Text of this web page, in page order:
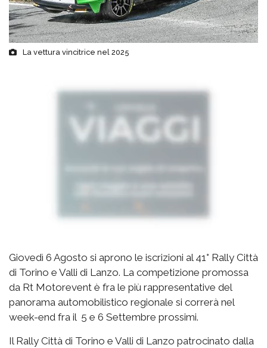
La vettura vincitrice nel 2025
Giovedì 6 Agosto si aprono le iscrizioni al 41° Rally Città
di Torino e Valli di Lanzo. La competizione promossa
da Rt Motorevent è fra le più rappresentative del
panorama automobilistico regionale si correrà nel
week-end fra il 5 e 6 Settembre prossimi.
Il Rally Città di Torino e Valli di Lanzo patrocinato dalla